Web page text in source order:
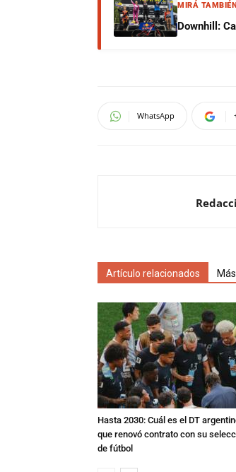
MIRÁ
Downhill:
WhatsApp
Artículo relacionados
Hasta 2030: Cuál es el DT
que renovó contrato con su
de fútbol